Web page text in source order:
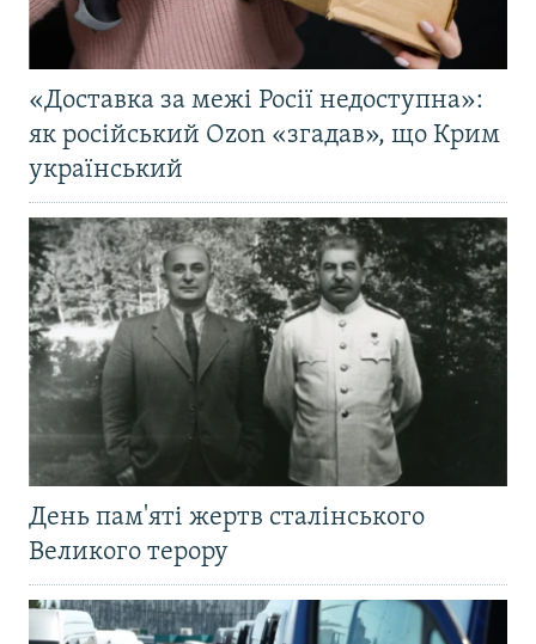
«Доставка за межі Росії недоступна»:
як російський Ozon «згадав», що Крим
український
День пам'яті жертв сталінського
Великого терору